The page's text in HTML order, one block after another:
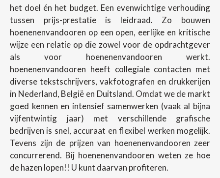
het doel én het budget. Een evenwichtige verhouding
tussen prijs-prestatie is leidraad. Zo bouwen
hoenenenvandooren op een open, eerlijke en kritische
wijze een relatie op die zowel voor de opdrachtgever
als voor hoenenenvandooren werkt.
hoenenenvandooren heeft collegiale contacten met
diverse tekstschrijvers, vakfotografen en drukkerijen
in Nederland, België en Duitsland. Omdat we de markt
goed kennen en intensief samenwerken (vaak al bijna
vijfentwintig jaar) met verschillende grafische
bedrijven is snel, accuraat en flexibel werken mogelijk.
Tevens zijn de prijzen van hoenenenvandooren zeer
concurrerend. Bij hoenenenvandooren weten ze hoe
de hazen lopen!! U kunt daarvan profiteren.